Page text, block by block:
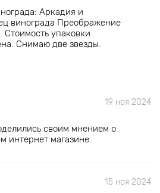
Аркадия и
винограда Преображение
Стоимость упаковки
Снимаю две звезды.
19 ноя 2024
своим мнением о
интернет магазине.
15 ноя 2024